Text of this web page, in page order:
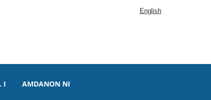
English
I AMDANON NI